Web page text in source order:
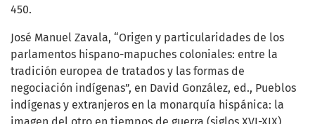
450.
José Manuel Zavala, “Origen y particularidades de los
parlamentos hispano-mapuches coloniales: entre la
tradición europea de tratados y las formas de
negociación indígenas”, en David González, ed., Pueblos
indígenas y extranjeros en la monarquía hispánica: la